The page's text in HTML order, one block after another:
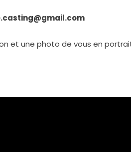
et une photo de vous en